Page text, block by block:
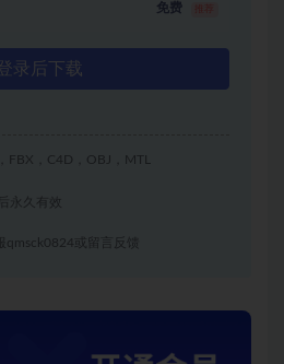
免费
录后下载
FBX，C4D，OBJ，MTL
永久有效
qmsck0824或留言反馈